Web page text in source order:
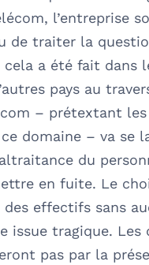
l’entreprise
de traiter la
a été fait dans
pays au
– prétextant
domaine – va se
du
en fuite. Le
effectifs sans
issue tragique. Les
pas par la